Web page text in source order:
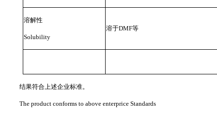
溶解性
Solubility
溶于DMF等
结果符合上述企业标准。
The product conforms to above enterprice Standards